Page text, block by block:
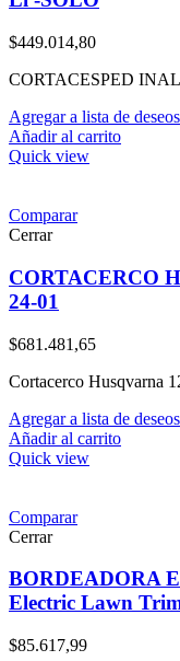
$449.014,80
CORTACESPED
Agregar a lista de deseos
Añadir al carrito
Quick view
Comparar
Cerrar
CORTACERCO
24-01
$681.481,65
Cortacerco Husqvarna
Agregar a lista de deseos
Añadir al carrito
Quick view
Comparar
Cerrar
BORDEADORA
Electric Lawn
$85.617,99